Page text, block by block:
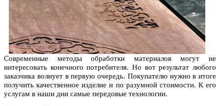
Современные методы обработки материалов могут не
интересовать конечного потребителя. Но вот результат любого
заказчика волнует в первую очередь. Покупателю нужно в итоге
получить качественное изделие и по разумной стоимости. К его
услугам в наши дни самые передовые технологии.